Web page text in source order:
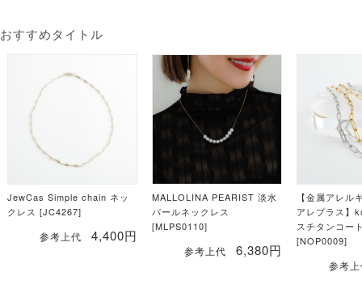
おすすめタイトル
JewCas Simple chain ネッ
クレス [JC4267]
参考上代
4,400円
MALLOLINA PEARIST 淡水
パールネックレス
[MLPS0110]
参考上代
6,380円
【金属アレル
アレプラス】
スチタンコー
[NOP0009]
参考